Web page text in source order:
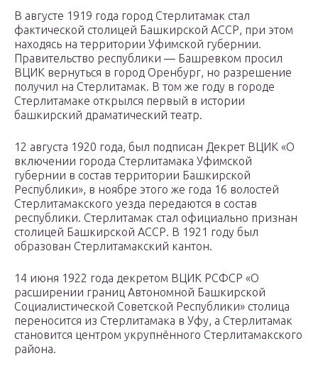
В августе 1919 года город Стерлитамак стал
фактической столицей Башкирской АССР, при этом
находясь на территории Уфимской губернии.
Правительство республики — Башревком просил
ВЦИК вернуться в город Оренбург, но разрешение
получил на Стерлитамак. В том же году в городе
Стерлитамаке открылся первый в истории
башкирский драматический театр.
12 августа 1920 года, был подписан Декрет ВЦИК «О
включении города Стерлитамака Уфимской
губернии в состав территории Башкирской
Республики», в ноябре этого же года 16 волостей
Стерлитамакского уезда передаются в состав
республики. Стерлитамак стал официально признан
столицей Башкирской АССР. В 1921 году был
образован Стерлитамакский кантон.
14 июня 1922 года декретом ВЦИК РСФСР «О
расширении границ Автономной Башкирской
Социалистической Советской Республики» столица
переносится из Стерлитамака в Уфу, а Стерлитамак
становится центром укрупнённого Стерлитамакского
района.